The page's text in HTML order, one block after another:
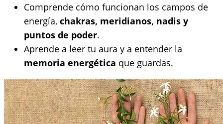
Comprende cómo funcionan los campos de
energía, chakras, meridianos, nadis y
puntos de poder.
Aprende a leer tu aura y a entender la
memoria energética que guardas.